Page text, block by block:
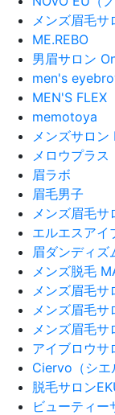
メンズ眉毛
ME.REBO
男眉サロン
men's
MEN'S FLEX
memotoya
メンズサロ
メロウプラス
眉ラボ
眉毛男子
メンズ眉毛
エルエスア
眉ダンディズ
メンズ脱毛
メンズ眉毛サ
メンズ眉毛サ
メンズ眉毛サ
アイブロウサ
Ciervo（シエ
脱毛サロン
ビューティ